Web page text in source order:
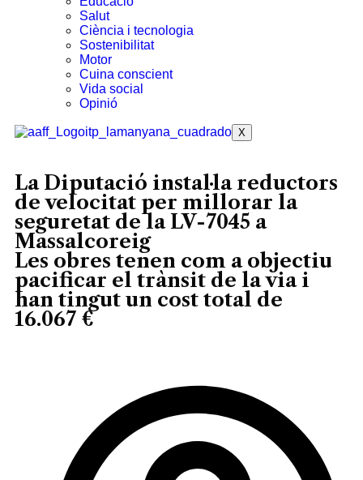
Salut
Ciència i tecnologia
Sostenibilitat
Motor
Cuina conscient
Vida social
Opinió
X
La Diputació instal·la reductors
de velocitat per millorar la
seguretat de la LV-7045 a
Massalcoreig
Les obres tenen com a objectiu
pacificar el trànsit de la via i
han tingut un cost total de
16.067 €